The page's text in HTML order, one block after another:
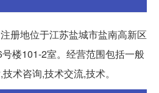
册地位于江苏盐城市盐南高新区
楼101-2室。经营范围包括一般
术咨询,技术交流,技术。